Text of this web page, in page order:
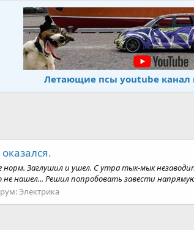
Летающие псы youtube канал
норм. Заглушил и ушел. С утра тык-мык
нашел... Решил попробовать завести
Электрика